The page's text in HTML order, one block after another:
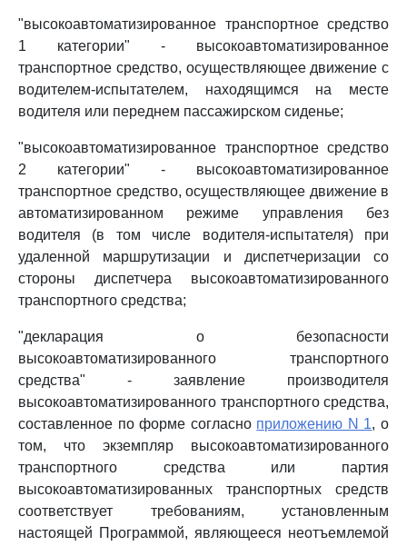
"высокоавтоматизированное транспортное средство
1 категории" - высокоавтоматизированное
транспортное средство, осуществляющее движение с
водителем-испытателем, находящимся на месте
водителя или переднем пассажирском сиденье;
"высокоавтоматизированное транспортное средство
2 категории" - высокоавтоматизированное
транспортное средство, осуществляющее движение в
автоматизированном режиме управления без
водителя (в том числе водителя-испытателя) при
удаленной маршрутизации и диспетчеризации со
стороны диспетчера высокоавтоматизированного
транспортного средства;
"декларация о безопасности
высокоавтоматизированного транспортного
средства" - заявление производителя
высокоавтоматизированного транспортного средства,
составленное по форме согласно приложению N 1, о
том, что экземпляр высокоавтоматизированного
транспортного средства или партия
высокоавтоматизированных транспортных средств
соответствует требованиям, установленным
настоящей Программой, являющееся неотъемлемой